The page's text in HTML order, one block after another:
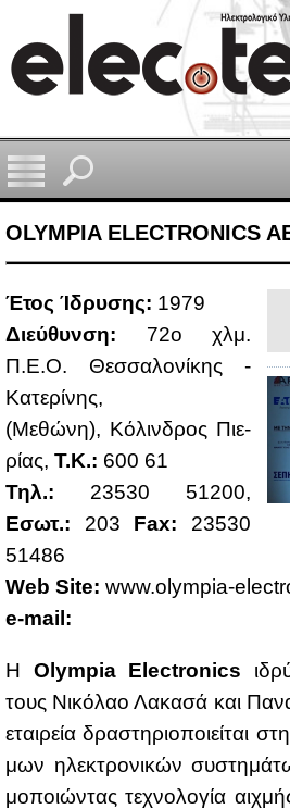
OLYMPIA ELECTRONICS
Έτος Ίδρυ­σης: 1979
Διεύ­θυν­ση: 72o χλμ.
Π.Ε.Ο. Θεσ­σα­λο­νί­κης -
Κα­τε­ρί­νης,
(Με­θώ­νη), Κό­λιν­δρος Πιε­
ρί­ας, Τ.Κ.: 600 61
Τηλ.: 23530 51200,
Εσωτ.: 203 Fax: 23530
51486
Web Site: www.​olympia-​
e-mail:
H Olympia Electronics
τους Νι­κό­λαο Λα­κα­σά και
εται­ρεία δρα­στη­ριο­ποιεί­ται
μων ηλε­κτρο­νι­κών
μο­ποιώ­ντας τε­χνο­λο­γία